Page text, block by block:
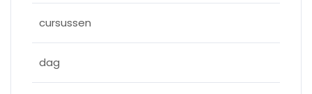
cursussen
dag